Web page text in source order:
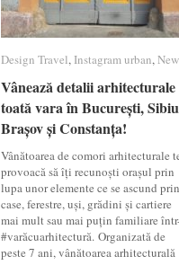
Design Travel, Instagram urban,
Vânează detalii arhitecturale
toată vara în București,
Brașov și Constanța!
Vânătoarea de comori arhitecturale
provoacă să îți recunoști orașul prin
lupa unor elemente ce se ascund prin
case, ferestre, uși, grădini și cartiere
mai mult sau mai puțin familiare
#varăcuarhitectură. Organizată de
peste 7 ani, vânătoarea arhitecturală
Design Travel Instagram urban
Vânează detalii arhitecturale
toată vara în București,
Brașov și Constanța!